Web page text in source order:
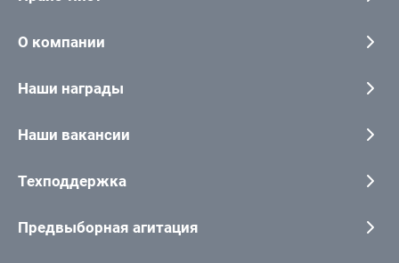
О компании
Наши награды
Наши вакансии
Техподдержка
Предвыборная агитация